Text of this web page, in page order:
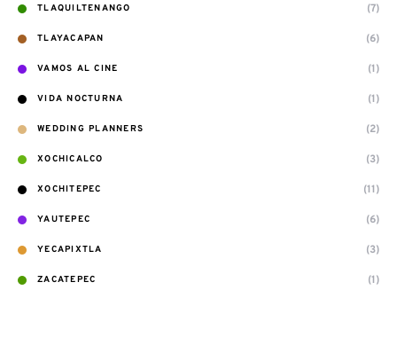
TLAQUILTENANGO (7)
TLAYACAPAN (6)
VAMOS AL CINE (1)
VIDA NOCTURNA (1)
WEDDING PLANNERS (2)
XOCHICALCO (3)
XOCHITEPEC (11)
YAUTEPEC (6)
YECAPIXTLA (3)
ZACATEPEC (1)